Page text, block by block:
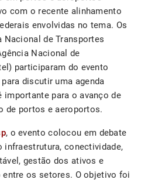
com o recente alinhamento
envolvidas no tema. Os
de Transportes
Nacional de
participaram do evento
discutir uma agenda
importante para o avanço de
de portos e aeroportos.
, o evento colocou em debate
conectividade,
gestão dos ativos e
entre os setores. O objetivo foi